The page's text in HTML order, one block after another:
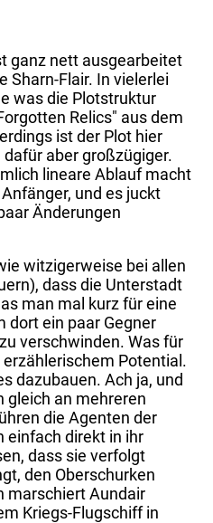
ganz nett ausgearbeitet
Sharn-Flair. In vielerlei
was die Plotstruktur
Relics" aus dem
ist der Plot hier
aber großzügiger.
lineare Ablauf macht
und es juckt
Änderungen
witzigerweise bei allen
dass die Unterstadt
man mal kurz für eine
dort ein paar Gegner
verschwinden. Was für
Potential.
dazubauen. Ach ja, und
gleich an mehreren
die Agenten der
einfach direkt in ihr
dass sie verfolgt
den Oberschurken
marschiert Aundair
Kriegs-Flugschiff in